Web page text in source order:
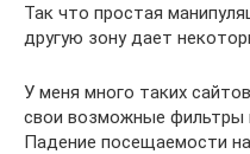
Так что простая
другую зону дает
У меня много таких
свои возможные фильтры
Падение посещаемости